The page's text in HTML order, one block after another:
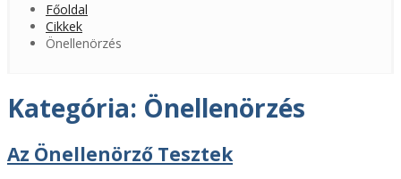
Főoldal
Cikkek
Önellenörzés
Kategória: Önellenörzés
Az Önellenörző Tesztek